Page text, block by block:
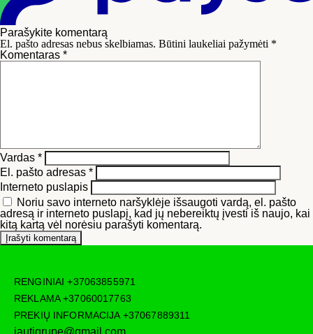
Parašykite komentarą
El. pašto adresas nebus skelbiamas. Būtini laukeliai pažymėti *
Komentaras *
Vardas *
El. pašto adresas *
Interneto puslapis
Noriu savo interneto naršyklėje išsaugoti vardą, el. pašto
adresą ir interneto puslapį, kad jų nebereiktų įvesti iš naujo, kai
kitą kartą vėl norėsiu parašyti komentarą.
RENGINIAI+37063855971
REKLAMA+37060017763
PREKIŲ INFORMACIJA +37067889311
jautigrupe@gmail.com